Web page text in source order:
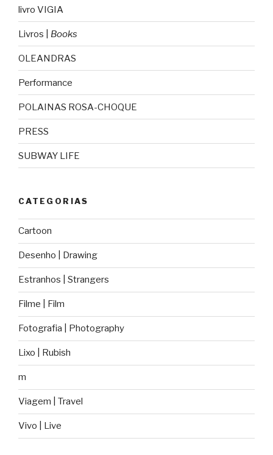
livro VIGIA
Livros | Books
OLEANDRAS
Performance
POLAINAS ROSA-CHOQUE
PRESS
SUBWAY LIFE
CATEGORIAS
Cartoon
Desenho | Drawing
Estranhos | Strangers
Filme | Film
Fotografia | Photography
Lixo | Rubish
m
Viagem | Travel
Vivo | Live